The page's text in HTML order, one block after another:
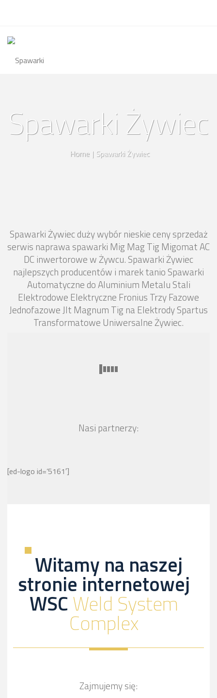
Spawarki Żywiec
Home | Spawarki Żywiec
Spawarki Żywiec duży wybór nieskie ceny sprzedaż
serwis naprawa spawarki Mig Mag Tig Migomat AC
DC inwertorowe w Żywcu. Spawarki Żywiec
najlepszych producentów i marek tanio Spawarki
Automatyczne do Aluminium Metalu Stali
Elektrodowe Elektryczne Fronius Trzy Fazowe
Jednofazowe Jlt Magnum Tig na Elektrody Spartus
Transformatowe Uniwersalne Żywiec.
Nasi partnerzy:
[ed-logo id=’5161′]
Witamy na naszej
stronie internetowej
WSCWeld System
Complex
Zajmujemy się: